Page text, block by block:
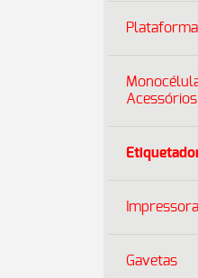
Acessórios
Gavetas